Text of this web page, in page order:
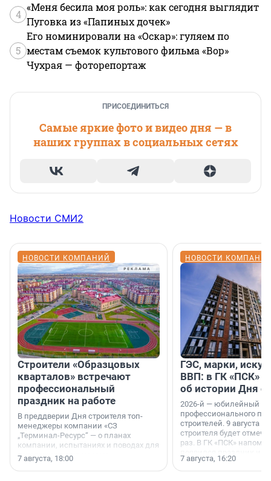
4
«Меня бесила моя роль»: как сегодня выглядит
Пуговка из «Папиных дочек»
5
Его номинировали на «Оскар»: гуляем по
местам съемок культового фильма «Вор»
Чухрая — фоторепортаж
ПРИСОЕДИНИТЬСЯ
Самые яркие фото и видео дня — в
наших группах в социальных сетях
Новости СМИ2
НОВОСТИ КОМПАНИЙ
Строители «Образцовых
кварталов» встречают
профессиональный
праздник на работе
В преддверии Дня строителя топ-
менеджеры компании «СЗ
„Терминал-Ресурс“ — о планах
компании, испытаниях и поводах для
осторожного оптимизма.
7 августа, 18:00
НОВОСТИ
ГЭС, марки,
ВВП: в ГК «ПСК»
об истории Дня
2026-й — юбилейный
профессионального
строителей. 9 августа
строителя будет
раз. В ГК «ПСК»
поменялась роль
7 августа, 16:20